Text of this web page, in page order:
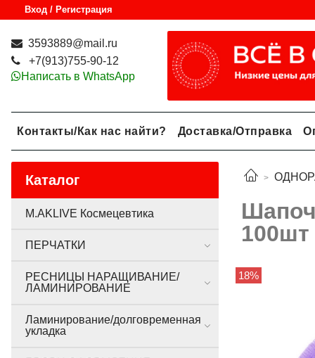
Вход / Регистрация
3593889@mail.ru
+7(913)755-90-12
Написать в WhatsApp
Контакты/Как нас найти? Доставка/Отправка
100шт
18%
Каталог
M.AKLIVE Космецевтика
ПЕРЧАТКИ
РЕСНИЦЫ НАРАЩИВАНИЕ/
ЛАМИНИРОВАНИЕ
Ламинирование/долговременная
укладка